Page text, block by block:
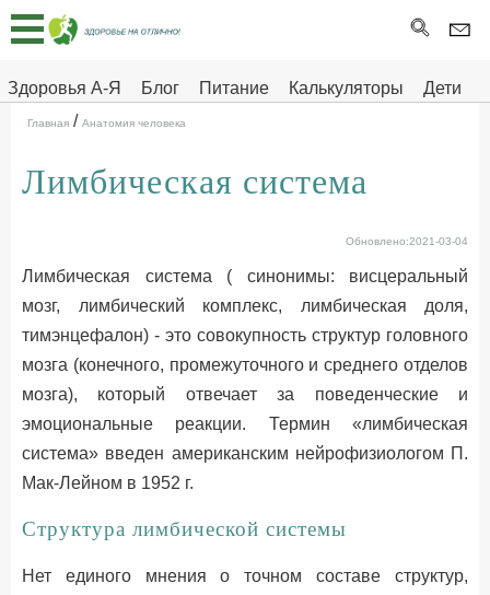
Здоровья А-Я Блог Питание Калькуляторы
Дети
Здоровье на отлично
Главная
Тесты
Про
ДЕТЯМ
Главная / Анатомия человека
Лимбическая система
Обновлено:2021-03-04
Лимбическая система ( синонимы: висцеральный
мозг, лимбический комплекс, лимбическая доля,
тимэнцефалон) - это совокупность структур головного
мозга (конечного, промежуточного и среднего отделов
мозга), который отвечает за поведенческие и
эмоциональные реакции. Термин «лимбическая
система» введен американским нейрофизиологом П.
Мак-Лейном в 1952 г.
Структура лимбической системы
Нет единого мнения о точном составе структур,